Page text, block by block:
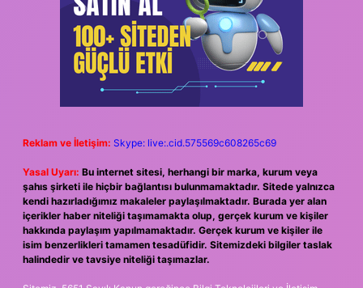
Reklam ve İletişim: Skype: live:.cid.575569c608265c69
Yasal Uyarı: Bu internet sitesi, herhangi bir marka, kurum veya
şahıs şirketi ile hiçbir bağlantısı bulunmamaktadır. Sitede yalnızca
kendi hazırladığımız makaleler paylaşılmaktadır. Burada yer alan
içerikler haber niteliği taşımamakta olup, gerçek kurum ve kişiler
hakkında paylaşım yapılmamaktadır. Gerçek kurum ve kişiler ile
isim benzerlikleri tamamen tesadüfidir. Sitemizdeki bilgiler taslak
halindedir ve tavsiye niteliği taşımazlar.